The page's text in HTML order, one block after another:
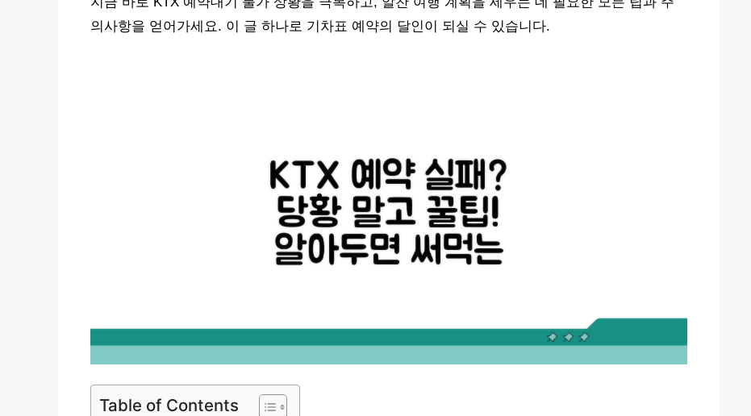
의사항을 얻어가세요. 이 글 하나로 기차표 예약의 달인이 되실 수 있습니다.
Table of Contents